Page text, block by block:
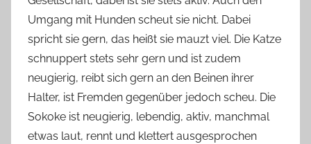
Umgang mit Hunden scheut sie nicht. Dabei
spricht sie gern, das heißt sie mauzt viel. Die Katze
schnuppert stets sehr gern und ist zudem
neugierig, reibt sich gern an den Beinen ihrer
Halter, ist Fremden gegenüber jedoch scheu. Die
Sokoke ist neugierig, lebendig, aktiv, manchmal
etwas laut, rennt und klettert ausgesprochen